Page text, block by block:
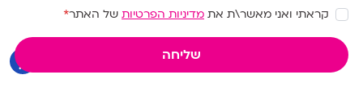
קראתי ואני מאשר\ת את מדיניות הפרטיות של האתר*
שליחה